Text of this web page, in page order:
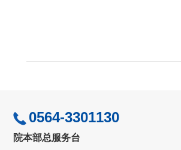
0564-3301130
院本部总服务台